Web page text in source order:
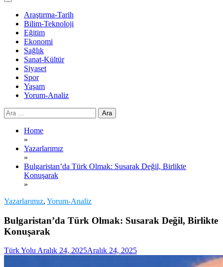
Araştırma-Tarih
Bilim-Teknoloji
Eğitim
Ekonomi
Sağlık
Sanat-Kültür
Siyaset
Spor
Yaşam
Yorum-Analiz
Arama:
Home
»
Yazarlarımız
»
Bulgaristan’da Türk Olmak: Susarak Değil, Birlikte
Konuşarak
»
Yazarlarımız, Yorum-Analiz
Bulgaristan’da Türk Olmak: Susarak Değil, Birlikte
Konuşarak
Türk YoluAralık 24, 2025Aralık 24, 2025